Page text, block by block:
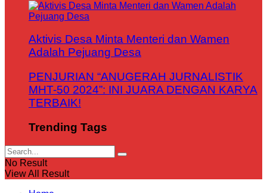
Aktivis Desa Minta Menteri dan Wamen
Adalah Pejuang Desa
PENJURIAN “ANUGERAH JURNALISTIK
MHT-50 2024”: INI JUARA DENGAN KARYA
TERBAIK!
Trending Tags
No Result
View All Result